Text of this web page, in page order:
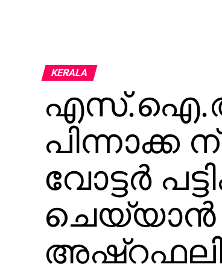
KERALA
വോട്ടര്‍
ചെയ്യാന്‍